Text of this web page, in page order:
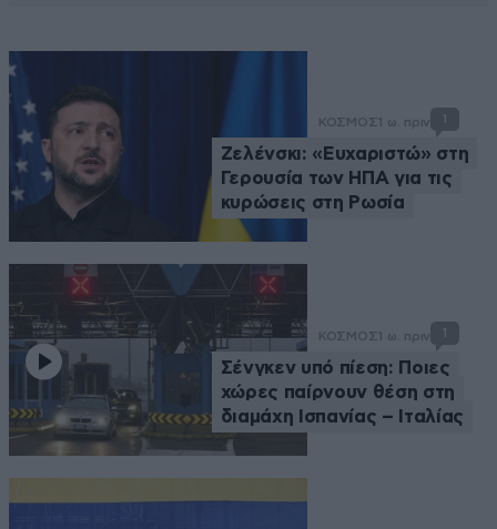
ΚΟΣΜΟΣ 1 ω. πριν
Ζελένσκι: «Ευχαριστώ» στη
Γερουσία των ΗΠΑ για τις
κυρώσεις στη Ρωσία
ΚΟΣΜΟΣ 1 ω. πριν 1
Σένγκεν υπό πίεση: Ποιες
χώρες παίρνουν θέση στη
διαμάχη Ισπανίας – Ιταλίας